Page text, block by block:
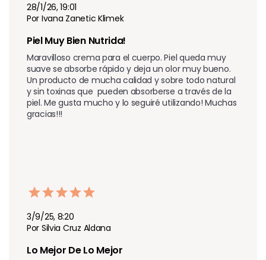
28/1/26, 19:01
Por Ivana Zanetic Klimek
Piel Muy Bien Nutrida!
Maravilloso crema para el cuerpo. Piel queda muy
suave se absorbe rápido y deja un olor muy bueno.
Un producto de mucha calidad y sobre todo natural
y sin toxinas que  pueden absorberse a través de la
piel. Me gusta mucho y lo seguiré utilizando! Muchas
gracias!!!
3/9/25, 8:20
Por Silvia Cruz Aldana
Lo Mejor De Lo Mejor